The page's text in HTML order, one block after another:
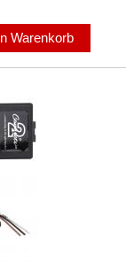
Warenkorb